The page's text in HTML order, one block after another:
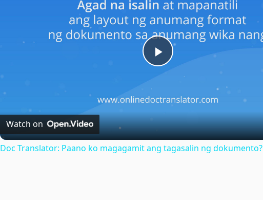
Play
Video
Watch on
Doc Translator: Paano ko magagamit ang tagasalin ng dokumento?